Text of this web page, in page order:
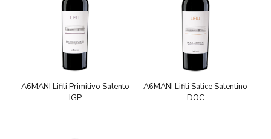
A6MANI Lifili Primitivo Salento
IGP
A6MANI Lifili Salice Salentino
DOC